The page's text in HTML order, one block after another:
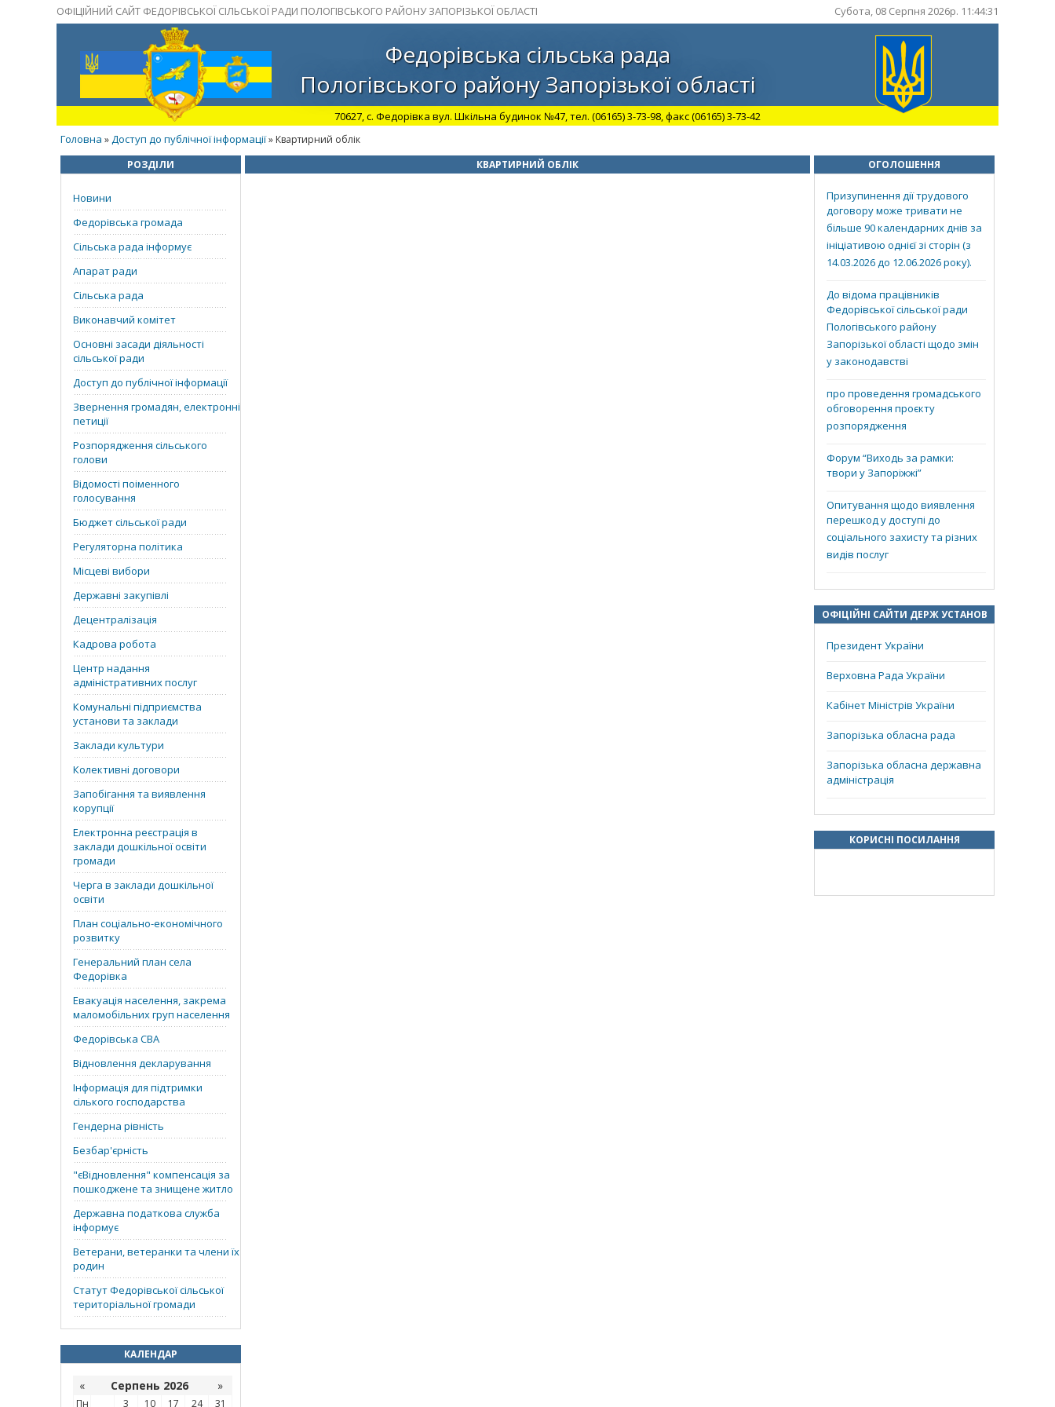
ОФІЦІЙНИЙ САЙТ ФЕДОРІВСЬКОЇ СІЛЬСЬКОЇ РАДИ ПОЛОГІВСЬКОГО РАЙОНУ ЗАПОРІЗЬКОЇ ОБЛАСТІ Субота, 08 Серпня 2026р. 11:44:31
Федорівська сільська рада
Пологівського району Запорізької області
70627, с. Федорівка вул. Шкільна будинок №47, тел. (06165) 3-73-98, факс (06165) 3-73-42
Головна »Доступ до публічної інформації» Квартирний облік
РОЗДІЛИ
Новини
Федорівська громада
Сільська рада інформує
Апарат ради
Сільська рада
Виконавчий комітет
Основні засади діяльності
сільської ради
Доступ до публічної інформації
Звернення громадян, електронні
петиції
Розпорядження сільського
голови
Відомості поіменного
голосування
Бюджет сільської ради
Регуляторна політика
Місцеві вибори
Державні закупівлі
Децентралізація
Кадрова робота
Центр надання
адміністративних послуг
Комунальні підприємства
установи та заклади
Заклади культури
Колективні договори
Запобігання та виявлення
корупції
Електронна реєстрація в
заклади дошкільної освіти
громади
Черга в заклади дошкільної
освіти
План соціально-економічного
розвитку
Генеральний план села
Федорівка
Евакуація населення, закрема
маломобільних груп населення
Федорівська СВА
Відновлення декларування
Інформація для підтримки
сілького господарства
Гендерна рівність
Безбар'єрність
"єВідновлення" компенсація за
пошкоджене та знищене житло
Державна податкова служба
інформує
Ветерани, ветеранки та члени їх
родин
Статут Федорівської сільської
територіальної громади
КАЛЕНДАР
« Серпень 2026 »
Пн 3 10 17 24 31
КВАРТИРНИЙ ОБЛІК ОГОЛОШЕННЯ
Призупинення дії трудового
договору може тривати не
більше 90 календарних днів за
ініціативою однієї зі сторін (з
14.03.2026 до 12.06.2026 року).
До відома працівників
Федорівської сільської ради
Пологівського району
Запорізької області щодо змін
у законодавстві
про проведення громадського
обговорення проєкту
розпорядження
Форум “Виходь за рамки:
твори у Запоріжжі”
Опитування щодо виявлення
перешкод у доступі до
соціального захисту та різних
видів послуг
ОФІЦІЙНІ САЙТИ ДЕРЖ УСТАНОВ
Президент України
Верховна Рада України
Кабінет Міністрів України
Запорізька обласна рада
Запорізька обласна державна
адміністрація
КОРИСНІ ПОСИЛАННЯ